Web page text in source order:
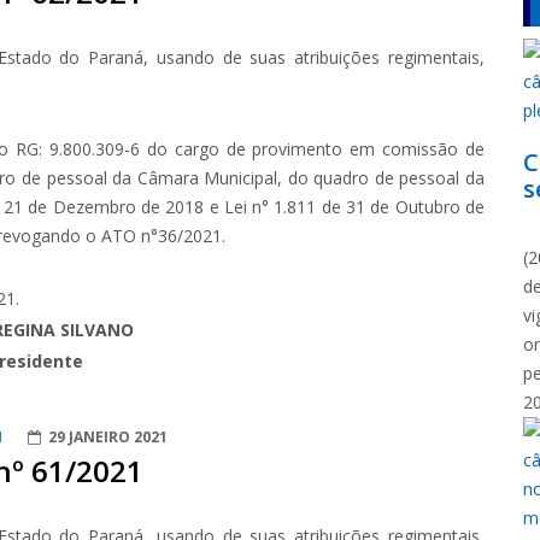
do Paraná, usando de suas atribuições regimentais,
RG: 9.800.309-6 do cargo de provimento em comissão de
de pessoal da Câmara Municipal, do quadro de pessoal da
de Dezembro de 2018 e Lei n° 1.811 de 31 de Outubro de
o ATO n°36/2021.
SILVANO
29 JANEIRO 2021
61/2021